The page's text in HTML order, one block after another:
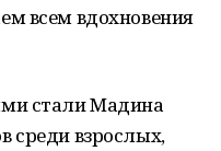
всем вдохновения
стали Мадина
среди взрослых,